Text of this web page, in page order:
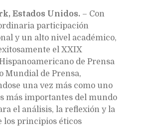
Estados Unidos. – Con
participación
y un alto nivel académico,
el XXIX
de Prensa
Mundial de Prensa,
una vez más como uno
más importantes del mundo
el análisis, la reflexión y la
los principios éticos